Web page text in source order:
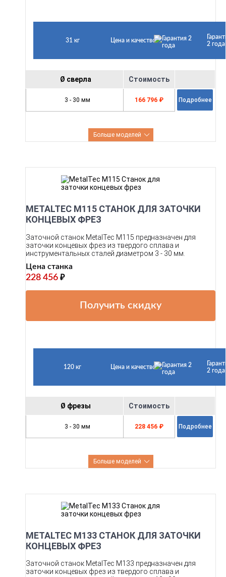
31 кг Цена и качество
2 года
Ø сверла Стоимость
3 - 30 мм 166 796 ₽ Подробнее
Больше моделей
METALTEC M115 СТАНОК ДЛЯ ЗАТОЧКИ
КОНЦЕВЫХ ФРЕЗ
Заточной станок MetalTec M115 предназначен для
заточки концевых фрез из твердого сплава и
инструментальных сталей диаметром 3 - 30 мм.
Цена станка
228 456 ₽
Получить скидку
120 кг Цена и качество
2 года
Ø фрезы Стоимость
3 - 30 мм 228 456 ₽ Подробнее
Больше моделей
METALTEC M133 СТАНОК ДЛЯ ЗАТОЧКИ
КОНЦЕВЫХ ФРЕЗ
Заточной станок MetalTec M133 предназначен для
заточки концевых фрез из твердого сплава и